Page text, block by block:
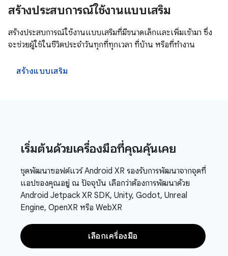
สร้างประสบการณ์ใช้งานแบบเสริม
สร้างประสบการณ์ใช้งานแบบเสริมที่มีขนาดเล็กและเพิ่มเข้ามา ซึ่ง
จะช่วยผู้ใช้ในชีวิตประจำวันทุกที่ทุกเวลา ที่บ้าน หรือที่ทำงาน
สร้างแบบเสริม
เริ่มต้นด้วยเครื่องมือที่คุณคุ้นเคย
ชุดพัฒนาซอฟต์แวร์ Android XR รองรับการพัฒนาจากจุดที่
แอปของคุณอยู่ ณ ปัจจุบัน เลือกว่าต้องการพัฒนาด้วย
Android Jetpack XR SDK, Unity, Godot, Unreal
Engine, OpenXR หรือ WebXR
เลือกเครื่องมือ